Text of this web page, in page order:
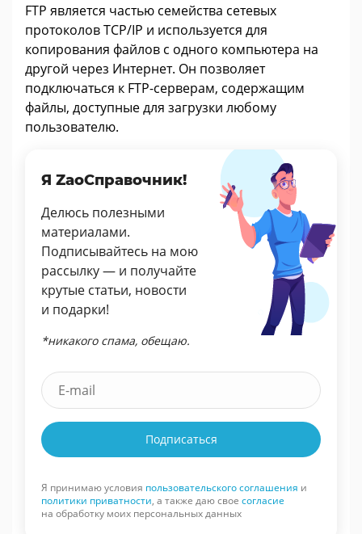
FTP является частью семейства сетевых
протоколов TCP/IP и используется для
копирования файлов с одного компьютера на
другой через Интернет. Он позволяет
подключаться к FTP-серверам, содержащим
файлы, доступные для загрузки любому
пользователю.
Я ZaoСправочник!
Делюсь полезными
материалами.
Подписывайтесь на мою
рассылку — и получайте
крутые статьи, новости
и подарки!
*никакого спама, обещаю.
Подписаться
Я принимаю условия пользовательского соглашения и
политики приватности, а также даю свое согласие
на обработку моих персональных данных